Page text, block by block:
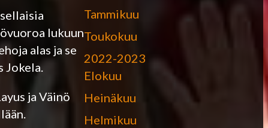
lukuun
alas ja se
Jokela.
ja Väinö
Tammikuu
Toukokuu
2022-2023
Elokuu
Heinäkuu
Helmikuu